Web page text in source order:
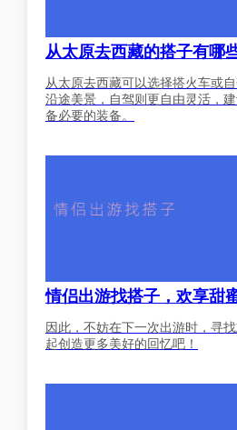
从太原去西藏的搭子有哪
从太原去西藏可以选择搭火车或
沿途美景，自驾则更自由灵活，
备必要的装备。
情侣出游找搭子，欢享甜
因此，不妨在下一次出游时，寻
起创造更多美好的回忆吧！